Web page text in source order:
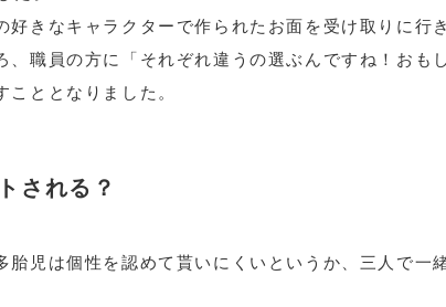
きなキャラクターで作られたお面を受け取りに行
、職員の方に「それぞれ違うの選ぶんですね！おも
ととなりました。
される？
胎児は個性を認めて貰いにくいというか、三人で一